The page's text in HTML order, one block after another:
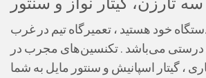
خود هستید ، تعمیرگاه تیم در غرب
درستی می‌باشد . تکنسین‌های مجرب در
، گیتار اسپانیش و سنتور مایل به شما